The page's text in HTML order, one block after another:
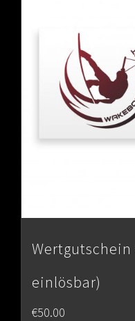
Wertgutschein
einlösbar)
€50.00